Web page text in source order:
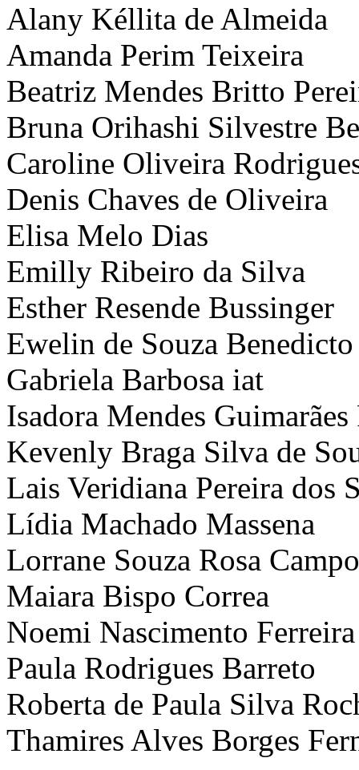
Alany Kéllita de Almeida
Amanda Perim Teixeira
Beatriz Mendes Britto
Bruna Orihashi Silvestre
Caroline Oliveira
Denis Chaves de Oliveira
Elisa Melo Dias
Emilly Ribeiro da Silva
Esther Resende Bussinger
Ewelin de Souza Benedicto
Gabriela Barbosa iat
Isadora Mendes Guimarães
Kevenly Braga Silva de
Lais Veridiana Pereira dos
Lídia Machado Massena
Lorrane Souza Rosa
Maiara Bispo Correa
Noemi Nascimento Ferreira
Paula Rodrigues Barreto
Roberta de Paula Silva
Thamires Alves Borges